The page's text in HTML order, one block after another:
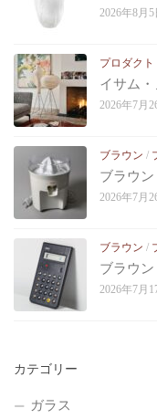
2026年8月5
プロダクト
イサム
2026年7月
ブラウン /
ブラウ
2026年7月
ブラウン /
ブラウン
2026年7月
カテゴリー
ガラス